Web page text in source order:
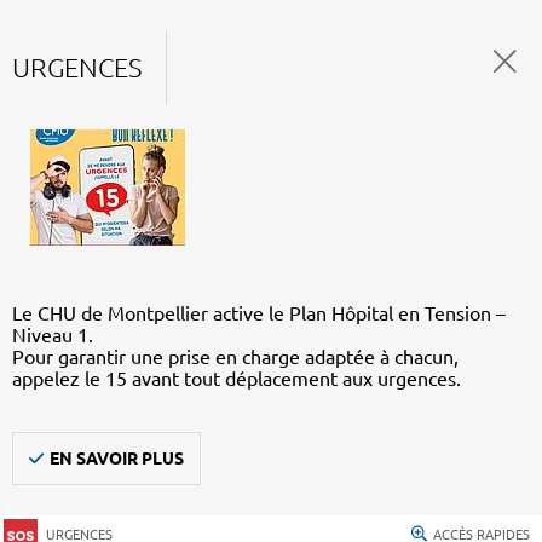
URGENCES
Le CHU de Montpellier active le Plan Hôpital en Tension –
Niveau 1.
Pour garantir une prise en charge adaptée à chacun,
appelez le 15 avant tout déplacement aux urgences.
EN SAVOIR PLUS
URGENCES ACCÈS RAPIDES